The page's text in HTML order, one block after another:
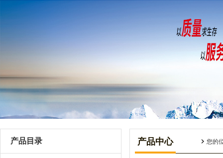
产品目录 产品中心 您的